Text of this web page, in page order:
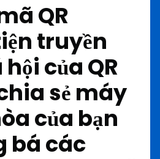
QR
truyền
của QR
chia sẻ máy
của bạn
bá các